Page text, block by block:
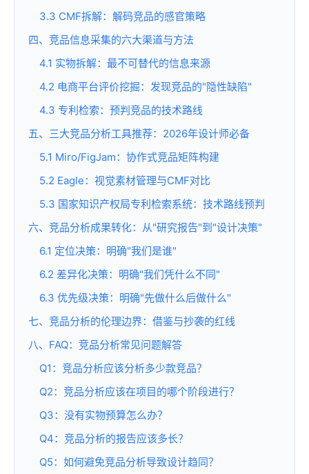
3.3 CMF拆解：解码竞品的感官策略
四、竞品信息采集的六大渠道与方法
4.1 实物拆解：最不可替代的信息来源
4.2 电商平台评价挖掘：发现竞品的"隐性缺陷"
4.3 专利检索：预判竞品的技术路线
五、三大竞品分析工具推荐：2026年设计师必备
5.1 Miro/FigJam：协作式竞品矩阵构建
5.2 Eagle：视觉素材管理与CMF对比
5.3 国家知识产权局专利检索系统：技术路线预判
六、竞品分析成果转化：从"研究报告"到"设计决策"
6.1 定位决策：明确"我们是谁"
6.2 差异化决策：明确"我们凭什么不同"
6.3 优先级决策：明确"先做什么后做什么"
七、竞品分析的伦理边界：借鉴与抄袭的红线
八、FAQ：竞品分析常见问题解答
Q1：竞品分析应该分析多少款竞品？
Q2：竞品分析应该在项目的哪个阶段进行？
Q3：没有实物预算怎么办？
Q4：竞品分析的报告应该多长？
Q5：如何避免竞品分析导致设计趋同？